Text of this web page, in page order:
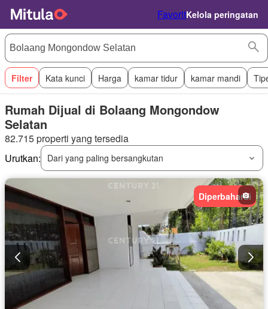
FavoritKelola peringatan
Filter Kata kunci Harga kamar tidur kamar mandi
Rumah Dijual di Bolaang Mongondow
Selatan
82.715 properti yang tersedia
Urutkan:
Dari yang paling bersangkutan
Diperbaharui